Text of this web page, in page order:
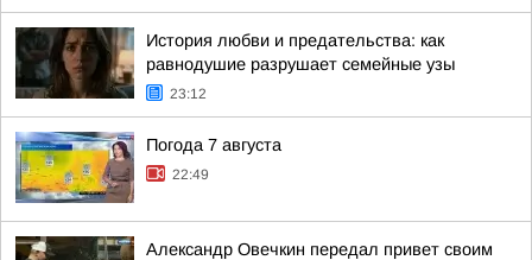
История любви и предательства: как
равнодушие разрушает семейные узы
23:12
Погода 7 августа
22:49
Александр Овечкин передал привет своим